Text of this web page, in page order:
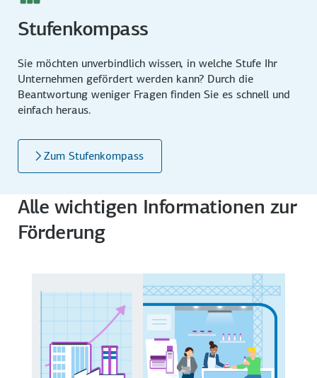
Stufenkompass
Sie möchten unverbindlich wissen, in welche Stufe Ihr
Unternehmen gefördert werden kann? Durch die
Beantwortung weniger Fragen finden Sie es schnell und
einfach heraus.
Zum Stufenkompass
Alle wichtigen Informationen zur
Förderung